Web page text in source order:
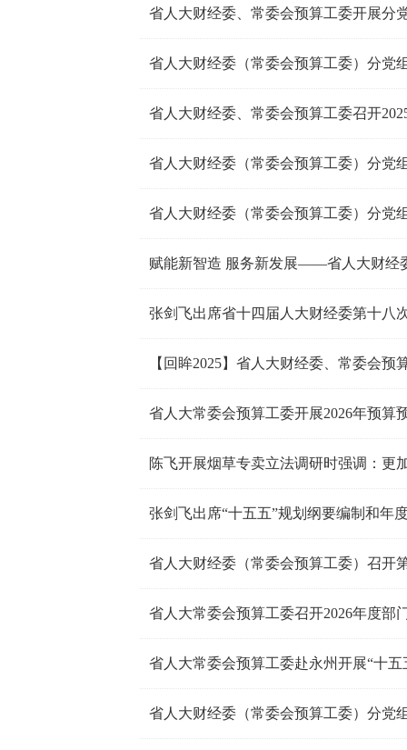
省人大财经委（常委会预算工委）分党
省人大财经委、常委会预算工委召开
省人大财经委（常委会预算工委）分党
张剑飞出席省十四届人大财经委第十八
省人大常委会预算工委开展2026年预算
张剑飞出席“十五五”规划纲要编制和年
省人大常委会预算工委召开2026年度部